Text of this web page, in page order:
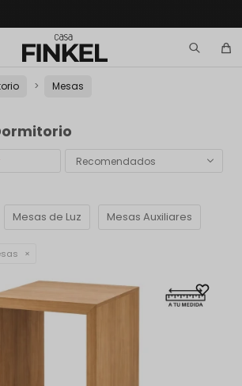
Mesas
Recomendados
Mesas de Luz Mesas Auxiliares